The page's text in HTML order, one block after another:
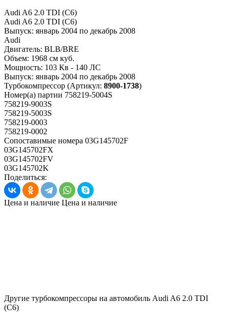
Audi A6 2.0 TDI (C6)
Audi A6 2.0 TDI (C6)
Выпуск: январь 2004 по декабрь 2008
Audi
Двигатель: BLB/BRE
Объем: 1968 см куб.
Мощность: 103 Кв - 140 ЛС
Выпуск: январь 2004 по декабрь 2008
Турбокомпрессор (Артикул: 8900-1738)
Номер(а) партии 758219-5004S
758219-9003S
758219-5003S
758219-0003
758219-0002
Сопоставимые номера 03G145702F
03G145702FX
03G145702FV
03G145702K
Поделиться:
Цена и наличие Цена и наличие
Другие турбокомпрессоры на автомобиль Audi A6 2.0 TDI
(C6)